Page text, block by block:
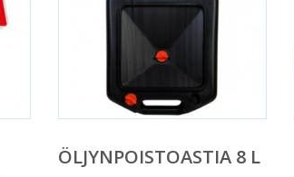
ÖLJYNPOISTOASTIA 8 L